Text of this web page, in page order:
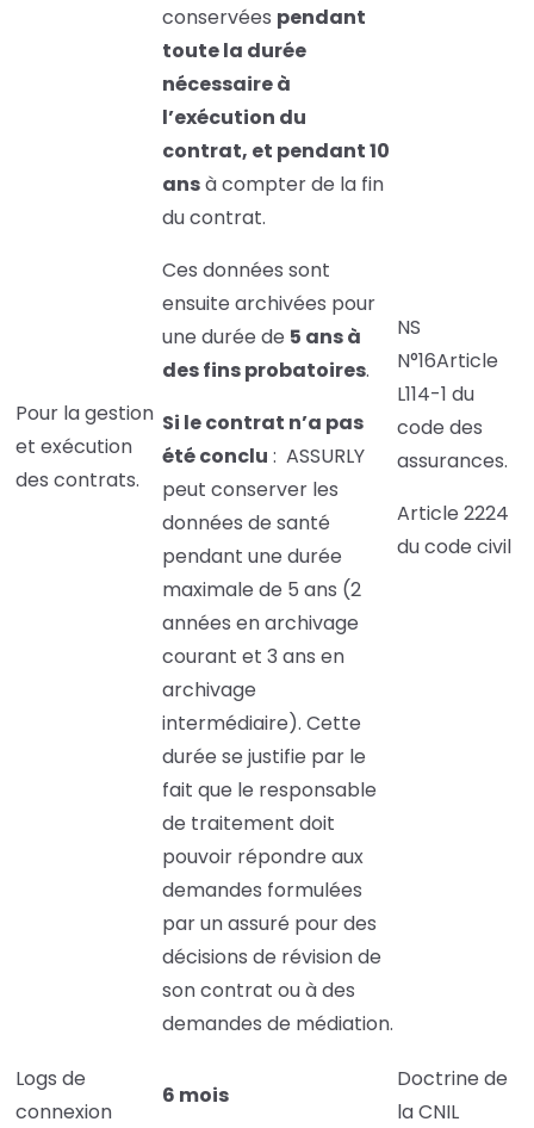
Pour la gestion
et exécution
des contrats.
conservées pendant
toute la durée
nécessaire à
l’exécution du
contrat, et pendant 10
ansà compter de la fin
du contrat.
Ces données sont
ensuite archivées pour
une durée de 5 ans à
des fins probatoires.
Si le contrat n’a pas
été conclu : ASSURLY
peut conserver les
données de santé
pendant une durée
maximale de 5 ans (2
années en archivage
courant et 3 ans en
archivage
intermédiaire). Cette
durée se justifie par le
fait que le responsable
de traitement doit
pouvoir répondre aux
demandes formulées
par un assuré pour des
décisions de révision de
son contrat ou à des
demandes de médiation.
NS
N°16Article
L114-1 du
code des
assurances.
Article 2224
du code civil
Logs de
connexion
6 mois
Doctrine de
la CNIL